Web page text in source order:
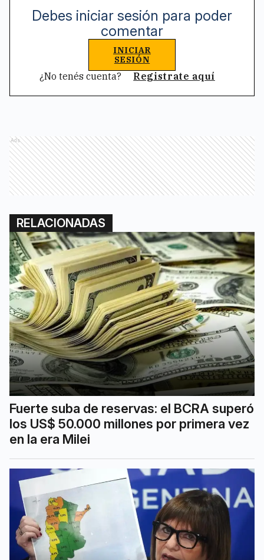
Debes iniciar sesión para poder
comentar
INICIAR
SESIÓN
¿No tenés cuenta? Registrate aquí
Ads
RELACIONADAS
Fuerte suba de reservas: el BCRA superó
los US$ 50.000 millones por primera vez
en la era Milei